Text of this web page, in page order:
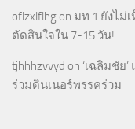
oflzxlflhg on มท.1 ยังไม่
ตัดสินใจใน 7-15 วัน!
tjhhhzvvyd on ‘เฉลิมชัย
ร่วมดินเนอร์พรรคร่วม